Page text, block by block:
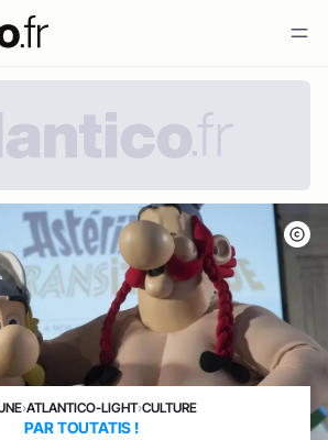
›ATLANTICO-LIGHT›CULTURE
PAR TOUTATIS !